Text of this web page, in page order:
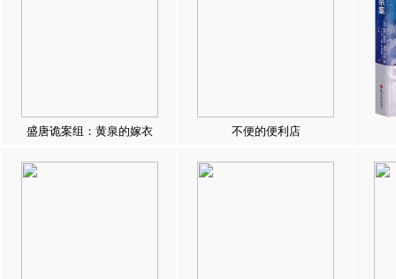
盛唐诡案组：黄泉的嫁衣 不便的便利店